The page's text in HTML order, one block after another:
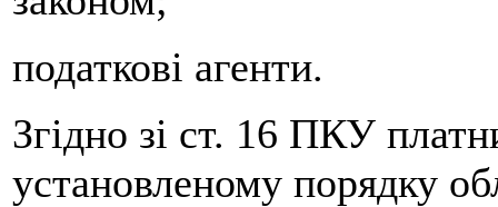
податкові агенти.
Згідно зі ст. 16 ПКУ
установленому порядку